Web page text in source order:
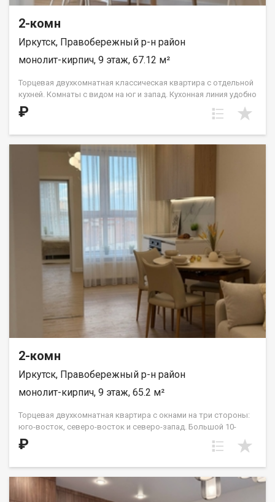
2-комн
Иркутск, Правобережный р-н район
монолит-кирпич, 9 этаж, 67.12 м²
Торцевая двухкомнатная классическая квартира с отдельной
кухней. Комнаты с видом на юг и запад. Кухонная линия удобно
располагается в нише, что позволит обустроить столовую
зону возле окна и наслаждаться солнечным светом. Спальни
шкафов-купе. Два санузла: гостевой и совмещенный. ООО СЗ
«ДЕСС-Инвест» (Группа строительных компаний «Восток
₽
2-комн
Иркутск, Правобережный р-н район
монолит-кирпич, 9 этаж, 65.2 м²
Торцевая двухкомнатная квартира с окнами на три стороны:
юго-восток, северо-восток и северо-запад. Большой 10-
метровый холл прекрасно вместит несколько шкафов-купе
для комфортной организации сезонных вещей. Жилые
хозяйский или оставить одним большим помещением. В этой
планировке на 15 и 16 этажах в южной спальне есть выход на
₽